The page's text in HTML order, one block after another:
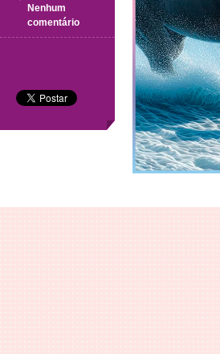
Nenhum
comentárioem
SÁBADO